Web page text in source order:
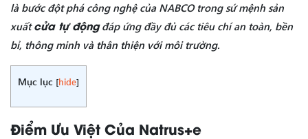
là bước đột phá công nghệ của NABCO trong sứ mệnh sản
xuấtcửa tự độngđáp ứng đầy đủ các tiêu chí an toàn, bền
bỉ, thông minh và thân thiện với môi trường.
Mục lục [hide]
Điểm Ưu Việt Của Natrus+e